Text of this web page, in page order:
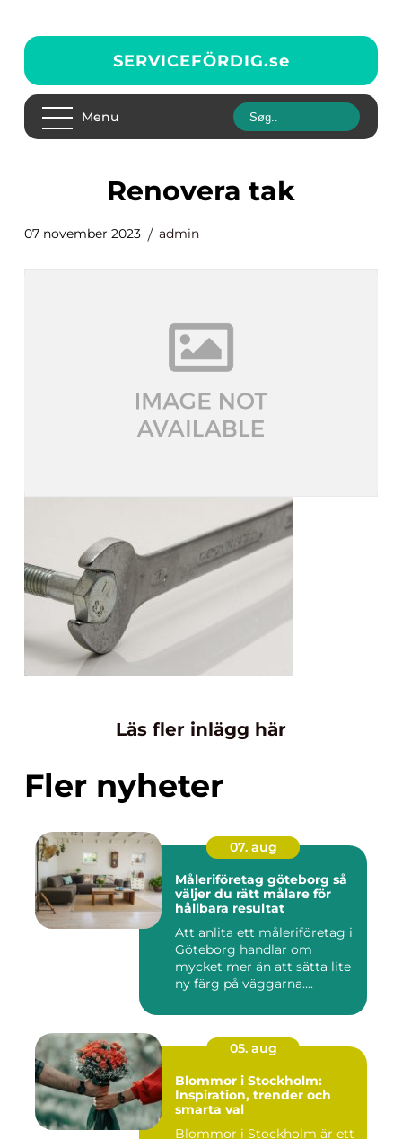
SERVICEFÖRDIG.se
Menu
renovera tak
07 november 2023 admin
Läs fler inlägg här
Fler nyheter
07. aug
Måleriföretag göteborg så
väljer du rätt målare för
hållbara resultat
Att anlita ett måleriföretag i
Göteborg handlar om
mycket mer än att sätta lite
ny färg på väggarna....
05. aug
Blommor i Stockholm:
Inspiration, trender och
smarta val
Blommor i Stockholm är ett